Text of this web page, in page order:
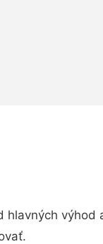
výhod